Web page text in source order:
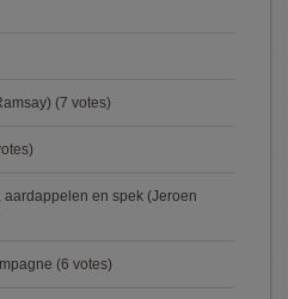
(7 votes)
en spek (Jeroen
(6 votes)